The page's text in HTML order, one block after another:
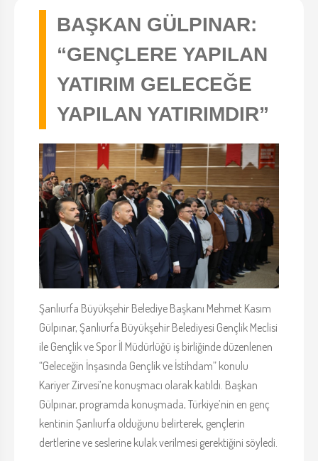
BAŞKAN GÜLPINAR:
“GENÇLERE YAPILAN
YATIRIM GELECEĞE
YAPILAN YATIRIMDIR”
Şanlıurfa Büyükşehir Belediye Başkanı Mehmet Kasım
Gülpınar, Şanlıurfa Büyükşehir Belediyesi Gençlik Meclisi
ile Gençlik ve Spor İl Müdürlüğü iş birliğinde düzenlenen
“Geleceğin İnşasında Gençlik ve İstihdam” konulu
Kariyer Zirvesi’ne konuşmacı olarak katıldı. Başkan
Gülpınar, programda konuşmada, Türkiye’nin en genç
kentinin Şanlıurfa olduğunu belirterek, gençlerin
dertlerine ve seslerine kulak verilmesi gerektiğini söyledi.